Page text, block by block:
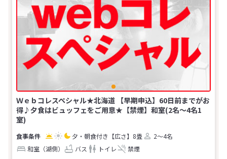
Ｗｅｂコレスペシャル★北海道 【早期申込】60日前までがお
得♪夕食はビュッフェをご用意★【禁煙】和室(2名～4名1
室)
夕・朝食付き 【広さ】8畳
2～4名
和室（湖側）
バス トイレ 禁煙